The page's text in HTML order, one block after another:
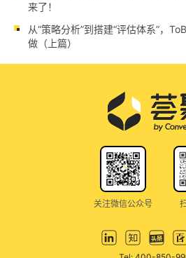
来了！
从“策略分析”到搭建“评估体系”，
做（上篇）
关注微信公众号